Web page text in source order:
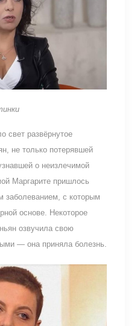
свет развёрнутое
не только потерявшей
о неизлечимой
Маргарите пришлось
заболеванием, с которым
основе. Некоторое
озвучила свою
— она приняла болезнь.